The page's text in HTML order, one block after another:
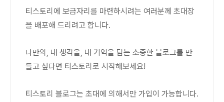
티스토리에 보금자리를 마련하시려는 여러분께 초대장
을 배포해 드리려고 합니다.
나만의, 내 생각을, 내 기억을 담는 소중한 블로그를 만
들고 싶다면 티스토리로 시작해보세요!
티스토리 블로그는 초대에 의해서만 가입이 가능합니다.